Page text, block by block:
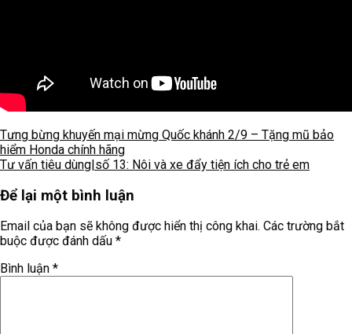
Tưng bừng khuyến mại mừng Quốc khánh 2/9 – Tặng mũ bảo
hiểm Honda chính hãng
Tư vấn tiêu dùng|số 13: Nôi và xe đẩy tiện ích cho trẻ em
Để lại một bình luận
Email của bạn sẽ không được hiển thị công khai. Các trường bắt
buộc được đánh dấu *
Bình luận *